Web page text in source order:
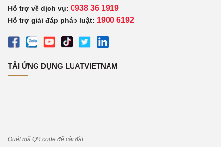
Hỗ trợ về dịch vụ: 0938 36 1919
Hỗ trợ giải đáp pháp luật: 1900 6192
TẢI ỨNG DỤNG LUATVIETNAM
Quét mã QR code để cài đặt